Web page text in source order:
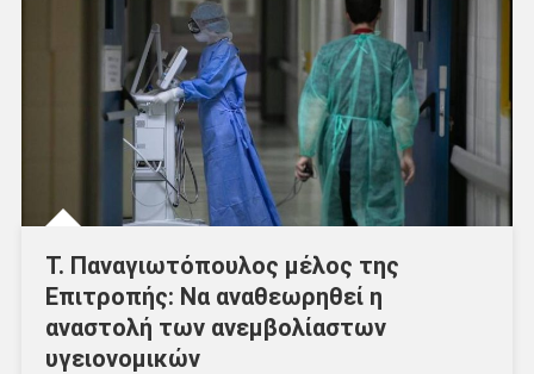
Τ. Παναγιωτόπουλος μέλος της
Επιτροπής: Να αναθεωρηθεί η
αναστολή των ανεμβολίαστων
υγειονομικών